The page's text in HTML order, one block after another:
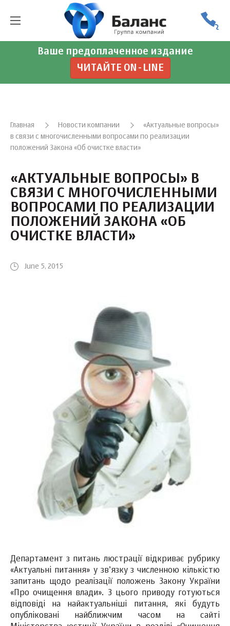
Ваше предоплаченное издание
ЧИТАЙТЕ ON-LINE
Главная Новости компании
«Актуальные вопросы»
в связи с многочисленными вопросами по реализации
положений Закона «Об очистке власти»
«АКТУАЛЬНЫЕ ВОПРОСЫ» В
СВЯЗИ С МНОГОЧИСЛЕННЫМИ
ВОПРОСАМИ ПО РЕАЛИЗАЦИИ
ПОЛОЖЕНИЙ ЗАКОНА «ОБ
ОЧИСТКЕ ВЛАСТИ»
June 5, 2015
Департамент з питань люстрації відкриває рубрику
«Актуальні питання» у зв’язку з численною кількістю
запитань щодо реалізації положень Закону України
«Про очищення влади». З цього приводу готуються
відповіді на найактуальніші питання, які будуть
опубліковані найближчим часом на сайті